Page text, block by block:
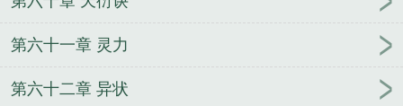
第六十一章 灵力
第六十二章 异状